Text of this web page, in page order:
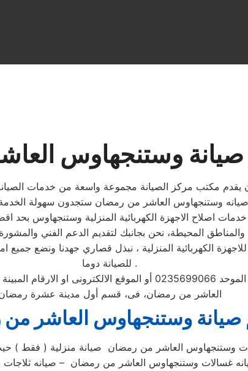
وستنجهاوس
مكتب مركز الصيانة مجموعة واسعة من خدمات
الكهربائية المنزلية ، نبذل قصاري جهدنا ونضع
للصيانة دوما .
ويتابع مندوب خاص
العاشر من رمضان، فى، قسم أول مدينة عشرة
صيانة وستنجهاوس العاشر
وستنجهاوس العاشر من رمضان صيانة منزلية ( فقط ) حيث
غسالات وستنجهاوس العاشر من رمضان – صيانه